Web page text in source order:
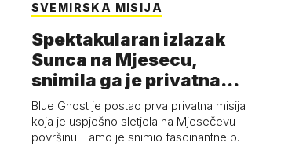
SVEMIRSKA MISIJA
Spektakularan izlazak
Sunca na Mjesecu,
snimila ga je privatna
letjelica - 'Pla…
Blue Ghost je postao prva privatna misija
koja je uspješno sletjela na Mjesečevu
površinu. Tamo je snimio fascinantne p…